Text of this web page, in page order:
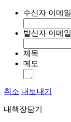
수신자 이메일
발신자 이메일
제목
메모
취소 내보내기
내책장담기